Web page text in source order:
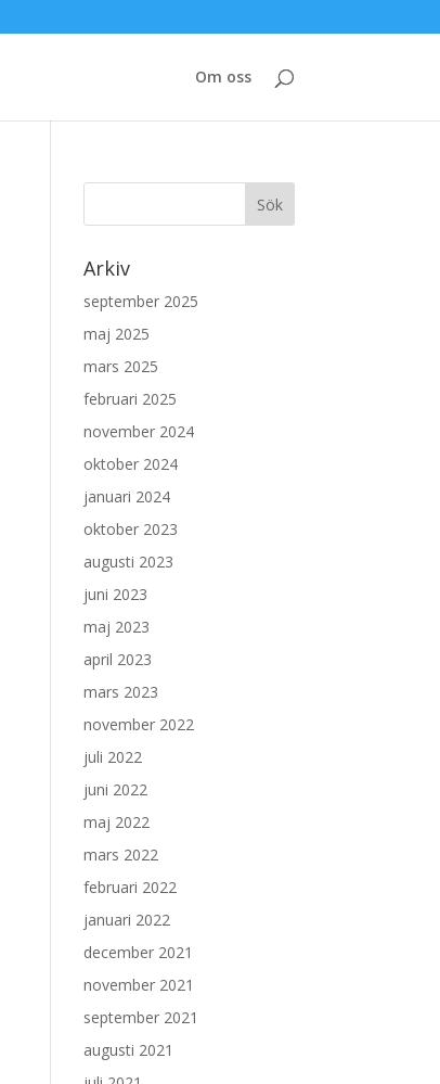
Om oss
Arkiv
september 2025
maj 2025
mars 2025
februari 2025
november 2024
oktober 2024
januari 2024
oktober 2023
augusti 2023
juni 2023
maj 2023
april 2023
mars 2023
november 2022
juli 2022
juni 2022
maj 2022
mars 2022
februari 2022
januari 2022
december 2021
november 2021
september 2021
augusti 2021